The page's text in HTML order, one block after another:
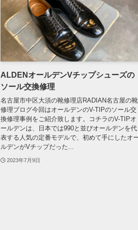
ALDENオールデンVチップシューズの
ソール交換修理
名古屋市中区大須の靴修理店RADIAN名古屋の靴
修理ブログ今回はオールデンのV-TIPのソール交
換修理事例をご紹介致します。コチラのV-TIPオ
ールデンは、日本では990と並びオールデンを代
表する人気の定番モデルで、初めて手にしたオ
ルデンがVチップだった...
2023年7月9日